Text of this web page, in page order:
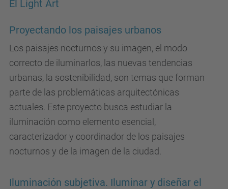
El Light Art
Proyectando los paisajes urbanos
Los paisajes nocturnos y su imagen, el modo
correcto de iluminarlos, las nuevas tendencias
urbanas, la sostenibilidad, son temas que forman
parte de las problemáticas arquitectónicas
actuales. Este proyecto busca estudiar la
iluminación como elemento esencial,
caracterizador y coordinador de los paisajes
nocturnos y de la imagen de la ciudad.
Iluminación subjetiva. Iluminar y diseñar el